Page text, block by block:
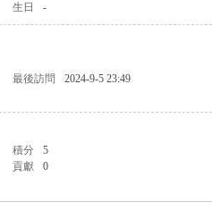
生日 -
最後訪問 2024-9-5 23:49
積分 5
貢獻 0